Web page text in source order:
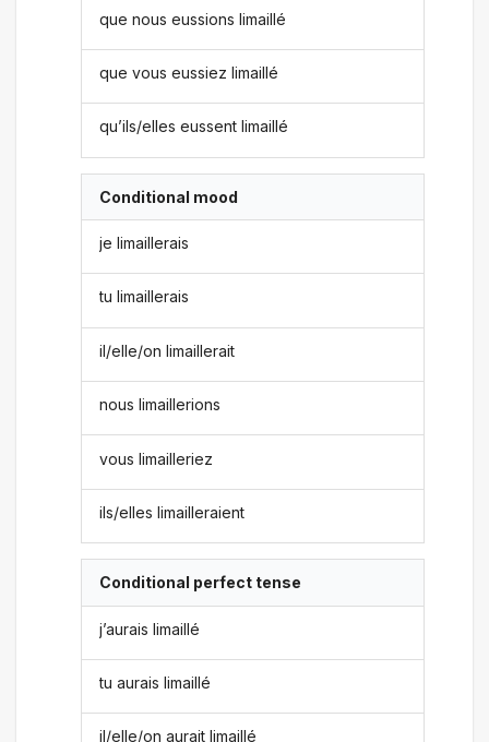
que nous eussions limaillé
que vous eussiez limaillé
qu’ils/elles eussent limaillé
Conditional mood
je limaillerais
tu limaillerais
il/elle/on limaillerait
nous limaillerions
vous limailleriez
ils/elles limailleraient
Conditional perfect tense
j’aurais limaillé
tu aurais limaillé
il/elle/on aurait limaillé